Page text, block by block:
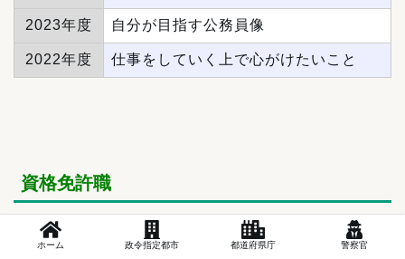
2023年度 自分が目指す公務員像
2022年度 仕事をしていく上で心がけたいこと
資格免許職
年度 過去のテーマ
ホーム 政令指定都市 都道府県庁 警察官